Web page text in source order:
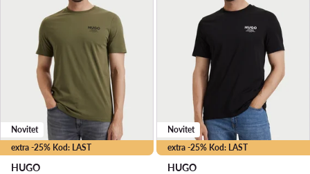
extra -25% Kod: LAST
Novitet
HUGO
extra -25% Kod: LAST
Novitet
HUGO